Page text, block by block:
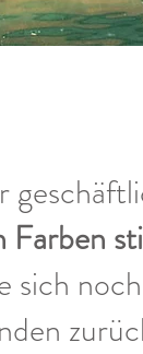
Farben
sich